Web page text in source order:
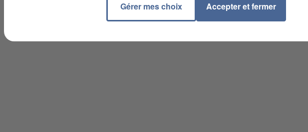
Gérer mes choix Accepter et fermer